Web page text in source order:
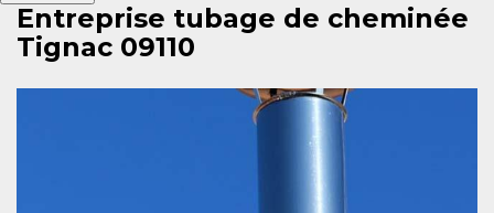
Entreprise tubage de cheminée
Tignac 09110